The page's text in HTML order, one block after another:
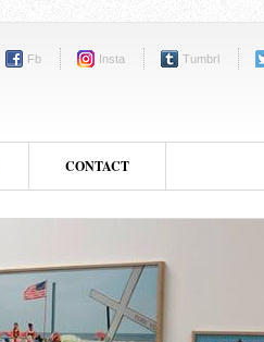
Fb Insta Tumbrl
CONTACT